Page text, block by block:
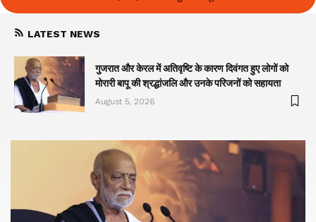
LATEST NEWS
गुजरात और केरल में अतिवृष्टि के कारण दिवंगत हुए लोगों को
मोरारी बापू की श्रद्धांजलि और उनके परिजनों को सहायता
August 5, 2026